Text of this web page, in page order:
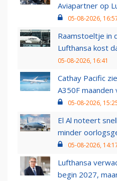
Aviapartner op
05-08-2026,
Raamstoeltje in
Lufthansa kost
05-08-2026, 16:41
Cathay Pacific
A350F
05-08-2026,
El Al noteert
minder
05-08-2026,
Lufthansa
begin 2027,